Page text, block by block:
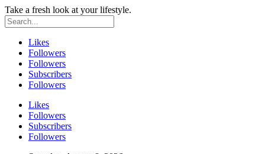
Take a fresh look at your lifestyle.
Likes
Followers
Followers
Subscribers
Followers
Likes
Followers
Subscribers
Followers